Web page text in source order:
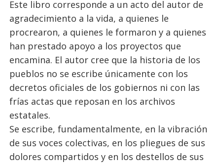
Este libro corresponde a un acto del autor de
agradecimiento a la vida, a quienes le
procrearon, a quienes le formaron y a quienes
han prestado apoyo a los proyectos que
encamina. El autor cree que la historia de los
pueblos no se escribe únicamente con los
decretos oficiales de los gobiernos ni con las
frías actas que reposan en los archivos
estatales.
Se escribe, fundamentalmente, en la vibración
de sus voces colectivas, en los pliegues de sus
dolores compartidos y en los destellos de sus